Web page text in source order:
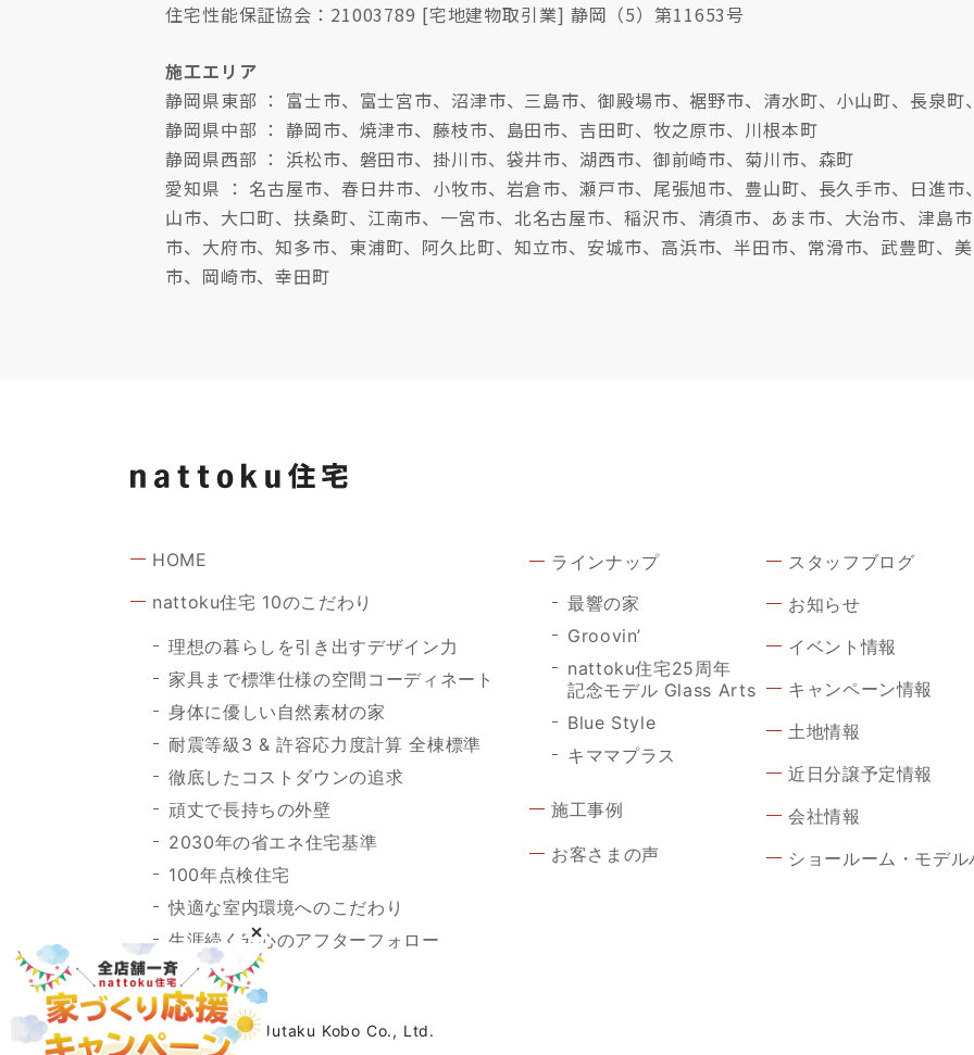
住宅性能保証協会：21003789 [宅地建物取引業] 静岡（5）第11653号
施工エリア
静岡県東部 ： 富士市、富士宮市、沼津市、三島市、御殿場市、裾野市、清水町、小山町、長泉
静岡県中部 ： 静岡市、焼津市、藤枝市、島田市、吉田町、牧之原市、川根本町
静岡県西部 ： 浜松市、磐田市、掛川市、袋井市、湖西市、御前崎市、菊川市、森町
愛知県 ： 名古屋市、春日井市、小牧市、岩倉市、瀬戸市、尾張旭市、豊山町、長久手市、日進
山市、大口町、扶桑町、江南市、一宮市、北名古屋市、稲沢市、清須市、あま市、大治市、津島
市、大府市、知多市、東浦町、阿久比町、知立市、安城市、高浜市、半田市、常滑市、武豊町、
市、岡崎市、幸田町
HOME
nattoku住宅 10のこだわり
理想の暮らしを引き出すデザイン力
家具まで標準仕様の空間コーディネート
身体に優しい自然素材の家
耐震等級3 & 許容応力度計算 全棟標準
徹底したコストダウンの追求
頑丈で長持ちの外壁
2030年の省エネ住宅基準
100年点検住宅
快適な室内環境へのこだわり
生涯続く安心のアフターフォロー
ラインナップ
最響の家
Groovin’
nattoku住宅25周年
記念モデル Glass Arts
Blue Style
キママプラス
施工事例
お客さまの声
スタッフブログ
お知らせ
イベント情報
キャンペーン情報
土地情報
近日分譲予定情報
会社情報
ショールーム・モデ
©2023 Nattoku Jutaku Kobo Co., Ltd.